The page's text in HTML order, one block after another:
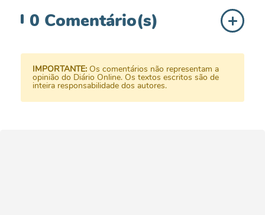
0 Comentário(s)
IMPORTANTE: Os comentários não representam a
opinião do Diário Online. Os textos escritos são de
inteira responsabilidade dos autores.